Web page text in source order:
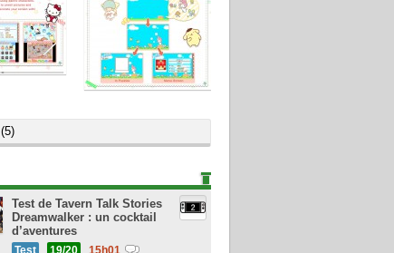
(5)
Test de Tavern Talk Stories
Dreamwalker : un cocktail
d’aventures
Test 19/20 15h01